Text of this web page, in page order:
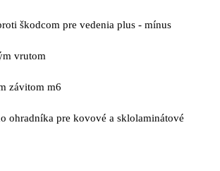
škodcom pre vedenia plus - mínus
vrutom
závitom m6
ohradníka pre kovové a sklolaminátové